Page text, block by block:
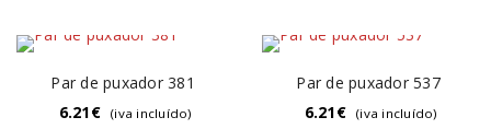
Par de puxador 381
6.21€ (iva incluído)
Par de puxador 537
6.21€ (iva incluído)